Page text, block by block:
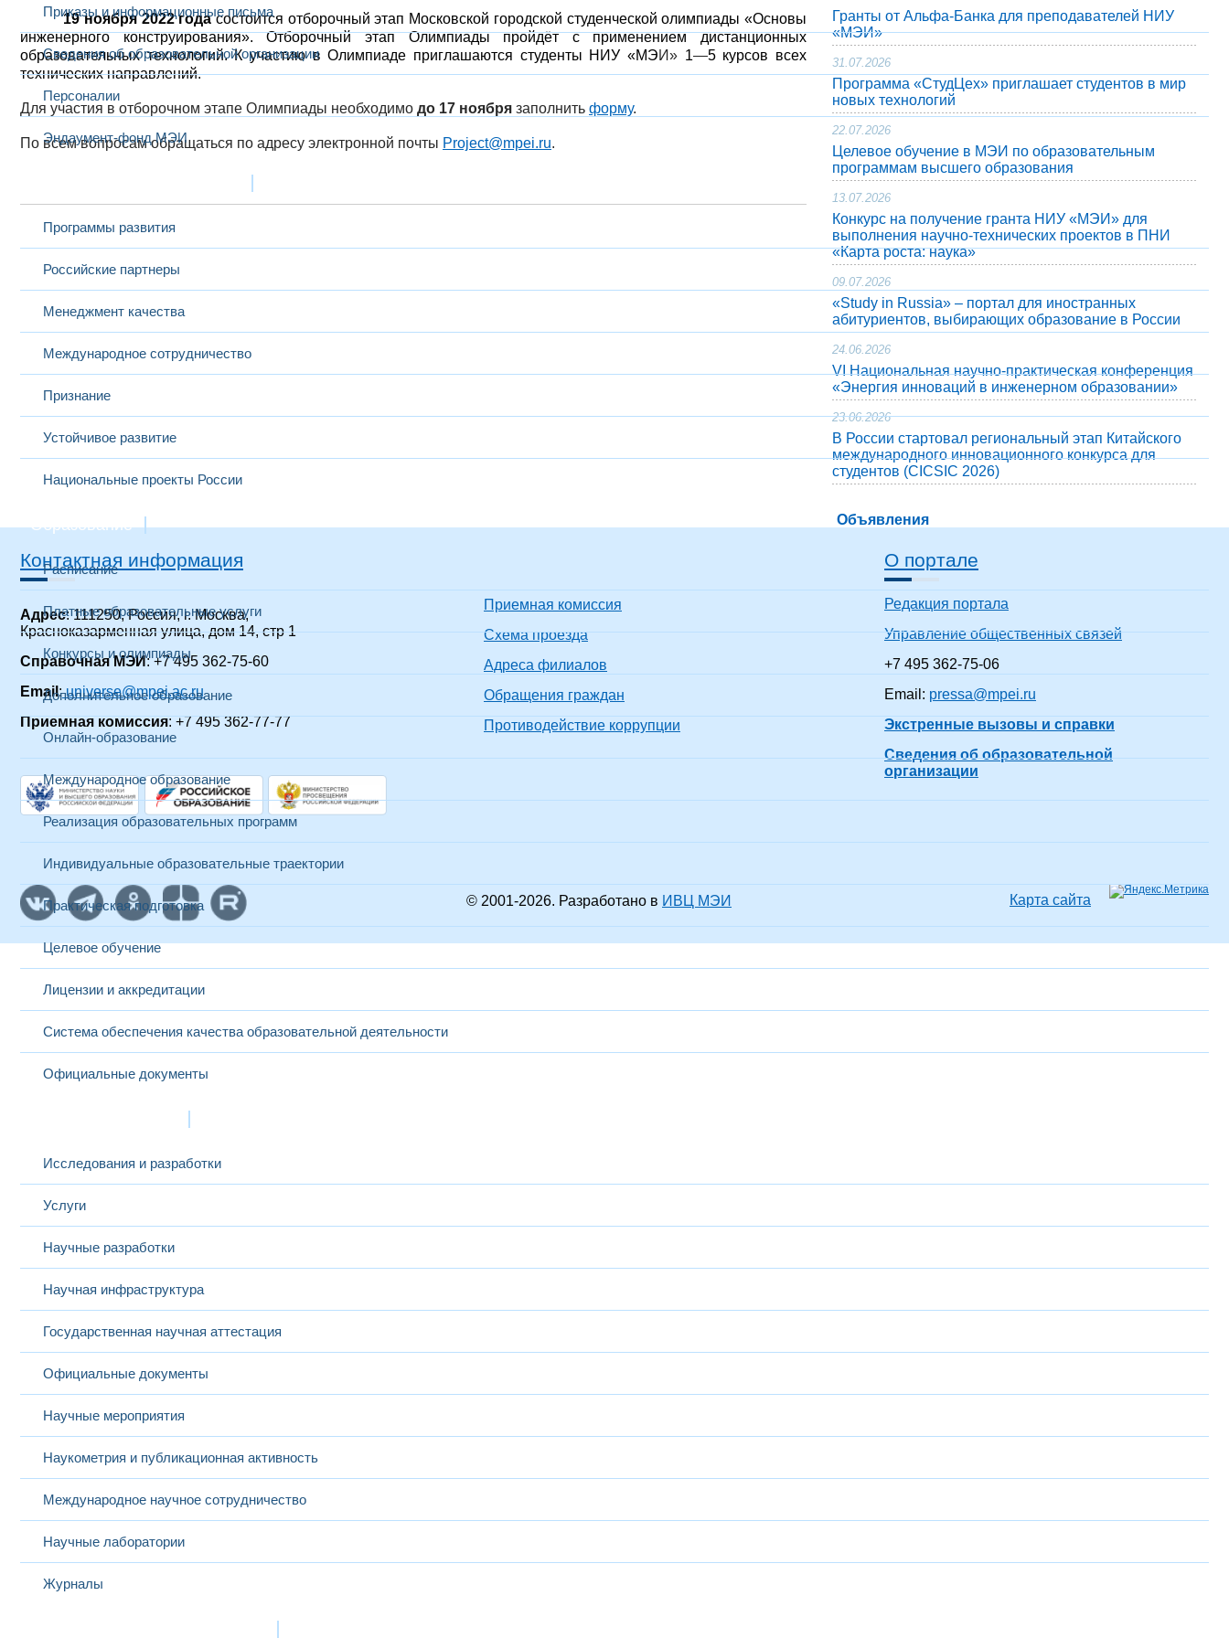
Приказы и информационные письма
Сведения об образовательной организации
Персоналии
Эндаумент-фонд МЭИ
Программы развития
Российские партнеры
Менеджмент качества
Международное сотрудничество
Признание
Устойчивое развитие
Национальные проекты России
Образование
Расписание
Платные образовательные услуги
Конкурсы и олимпиады
Дополнительное образование
Онлайн-образование
Международное образование
Реализация образовательных программ
Индивидуальные образовательные траектории
Практическая подготовка
Целевое обучение
Лицензии и аккредитации
Система обеспечения качества образовательной деятельности
Официальные документы
Исследования и разработки
Услуги
Научные разработки
Научная инфраструктура
Государственная научная аттестация
Официальные документы
Научные мероприятия
Наукометрия и публикационная активность
Международное научное сотрудничество
Научные лаборатории
Журналы
19 ноября 2022 годасостоится отборочный этап Московской городской студенческой олимпиады «Основы
инженерного конструирования». Отборочный этап Олимпиады пройдёт с применением дистанционных
образовательных технологий. К участию в Олимпиаде приглашаются студенты НИУ «МЭИ» 1—5 курсов всех
технических направлений.
Для участия в отборочном этапе Олимпиады необходимо до 17 ноября заполнить форму.
По всем вопросам обращаться по адресу электронной почты Project@mpei.ru.
Гранты от Альфа-Банка для преподавателей НИУ
«МЭИ»
31.07.2026
Программа «СтудЦех» приглашает студентов в мир
новых технологий
22.07.2026
Целевое обучение в МЭИ по образовательным
программам высшего образования
13.07.2026
Конкурс на получение гранта НИУ «МЭИ» для
выполнения научно-технических проектов в ПНИ
«Карта роста: наука»
09.07.2026
«Study in Russia» – портал для иностранных
абитуриентов, выбирающих образование в России
24.06.2026
VI Национальная научно-практическая конференция
«Энергия инноваций в инженерном образовании»
23.06.2026
В России стартовал региональный этап Китайского
международного инновационного конкурса для
студентов (CICSIC 2026)
Объявления
Контактная информация
Адрес: 111250, Россия, г. Москва,
Красноказарменная улица, дом 14, стр 1
Справочная МЭИ: +7 495 362-75-60
Email:universe@mpei.ac.ru
Приемная комиссия: +7 495 362-77-77
Приемная комиссия
Схема проезда
Адреса филиалов
Обращения граждан
Противодействие коррупции
О портале
Редакция портала
Управление общественных связей
+7 495 362-75-06
Email: pressa@mpei.ru
Экстренные вызовы и справки
Сведения об образовательной
организации
© 2001-2026. Разработано в ИВЦ МЭИ Карта сайта